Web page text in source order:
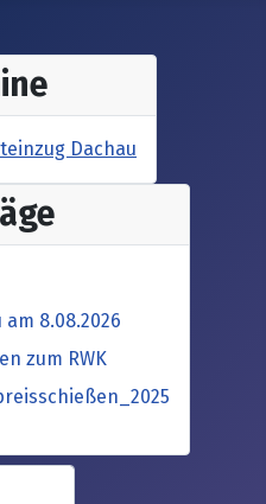
Dachau
8.08.2026
zum RWK